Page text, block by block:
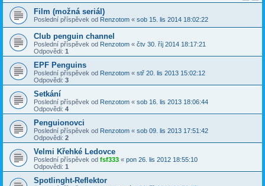
Film (možná seriál)
Poslední příspěvek od Renzotom « sob 15. lis 2014 18:02:22
Club penguin channel
Poslední příspěvek od Renzotom « čtv 30. říj 2014 18:17:21
Odpovědi: 1
EPF Penguins
Poslední příspěvek od Renzotom « stř 20. lis 2013 15:02:12
Odpovědi: 3
Setkání
Poslední příspěvek od Renzotom « sob 16. lis 2013 18:06:44
Odpovědi: 4
Penguionovci
Poslední příspěvek od Renzotom « sob 09. lis 2013 17:51:42
Odpovědi: 2
Velmi Křehké Ledovce
Poslední příspěvek od fsf333 « pon 26. lis 2012 18:55:10
Odpovědi: 1
Spotlinght-Reflektor